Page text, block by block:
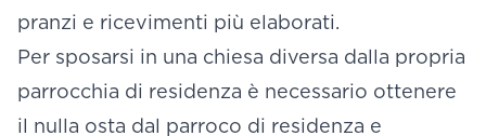
pranzi e ricevimenti più elaborati.
Per sposarsi in una chiesa diversa dalla propria
parrocchia di residenza è necessario ottenere
il nulla osta dal parroco di residenza e